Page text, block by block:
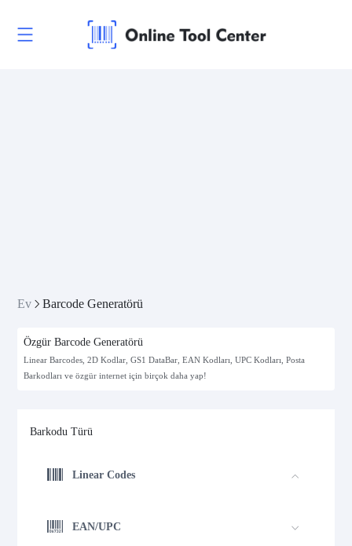
Ev Barcode Generatörü
Özgür Barcode Generatörü
Linear Barcodes, 2D Kodlar, GS1 DataBar, EAN Kodları, UPC Kodları, Posta
Barkodları ve özgür internet için birçok daha yap!
Barkodu Türü
Linear Codes
EAN/UPC